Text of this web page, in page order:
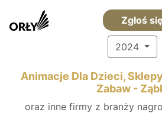
Zgłoś się
2024
Animacje Dla Dzieci,
Zabaw -
oraz inne firmy z branży